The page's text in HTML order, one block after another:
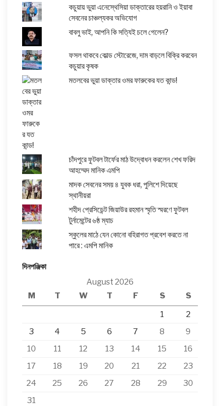
কচুয়ায় ভুয়া এনেস্থেসিয়া ডাক্তারের হয়রানি ও ইয়াবা
সেবনের চাঞ্চল্যকর অভিযোগ
বাবলু ভাই, আপনি কি সত্যিই চলে গেলেন?
ফসল থাকবে কোল্ড স্টোরেজে, দাম বাড়লে বিক্রি করবেন
কচুয়ার কৃষক
মতলবের ভুয়া ডাক্তার ওমর ফারুকের যত কান্ড!
চাঁদপুরে ফুটবল টার্ফের মাঠ উদ্বোধন করলেন শেখ ফরিদ
আহম্মেদ মানিক এমপি
মাদক সেবনের সময় ৪ যুবক ধরা, পুলিশে দিয়েছে
স্থানীয়রা
শহীদ প্রেসিডেন্ট জিয়াউর রহমান স্মৃতি স্মরণে ফুটবল
টুর্নামেন্টের ৬ষ্ঠ ম্যাচ
স্কুলের মাঠে যেন কোনো বহিরাগত প্রবেশ করতে না
পারে : এমপি মানিক
দিনপঞ্জিকা
August 2026
M
T W T F S
S
1
2
3
4 5 6 7 8
9
10
11 12 13 14 15
16
17
18 19 20 21 22
23
24
25 26 27 28 29
30
31